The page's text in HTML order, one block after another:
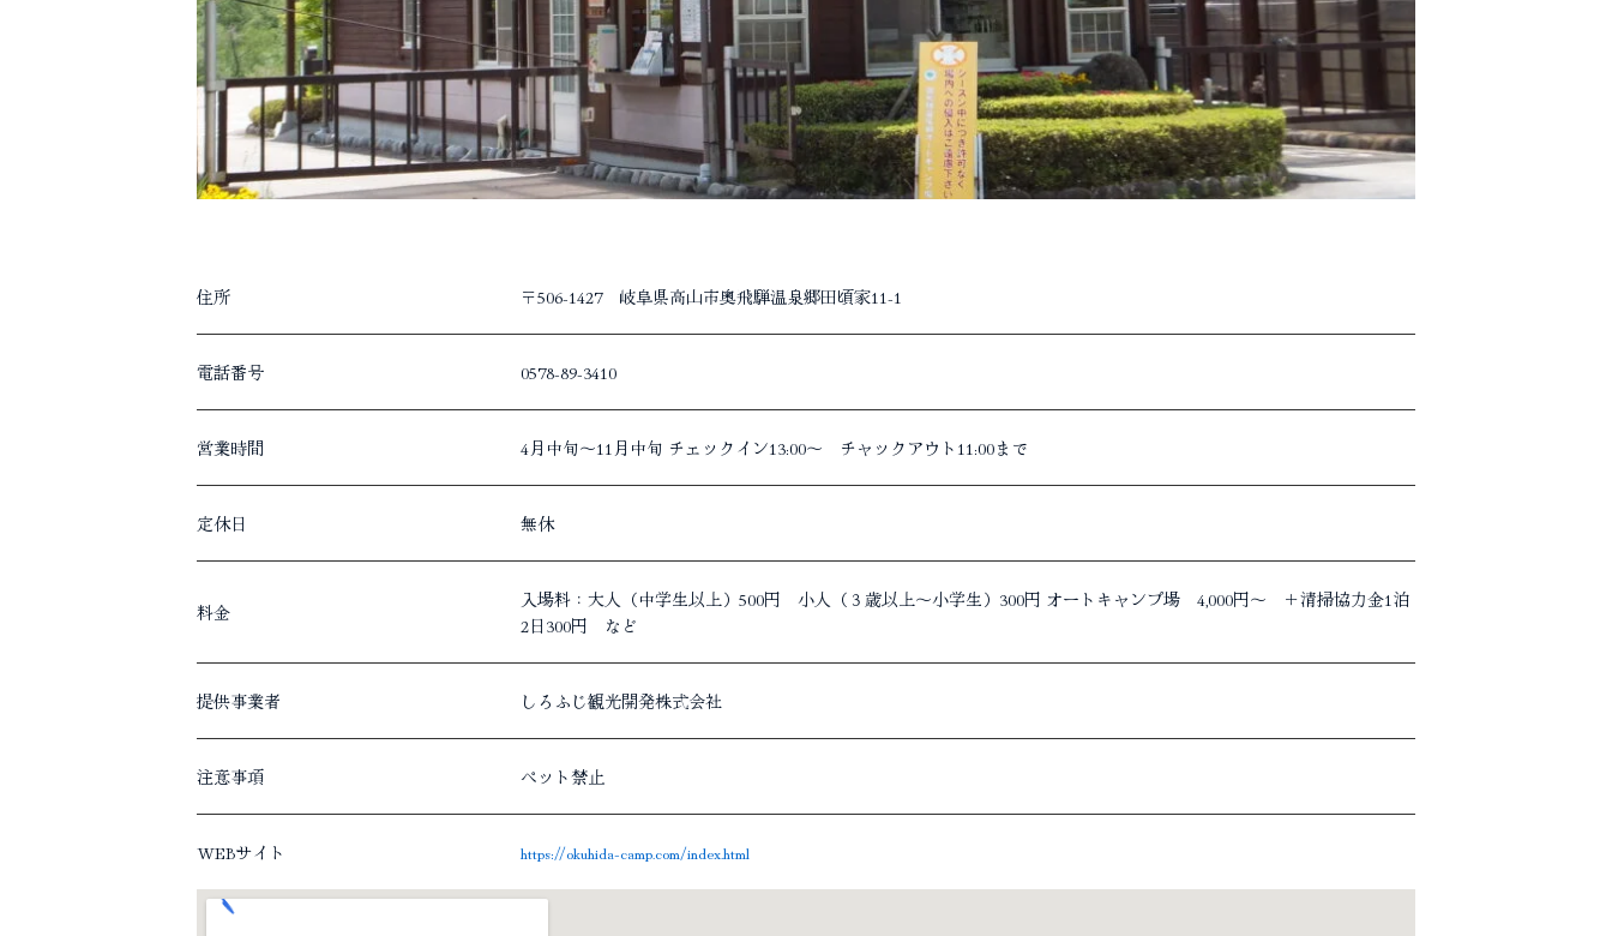
住所 〒506-1427 岐阜県高山市奥飛騨温泉郷田頃家11-1
電話番号 0578-89-3410
営業時間 4月中旬～11月中旬 チェックイン13:00～ チャックアウト11:00まで
定休日 無休
料金
入場料：大人（中学生以上）500円 小人（３歳以上～小学生）300円 オートキャンプ場 4,000円～ ＋清掃協力金1泊
2日300円 など
提供事業者 しろふじ観光開発株式会社
注意事項 ペット禁止
WEBサイト https://okuhida-camp.com/index.html